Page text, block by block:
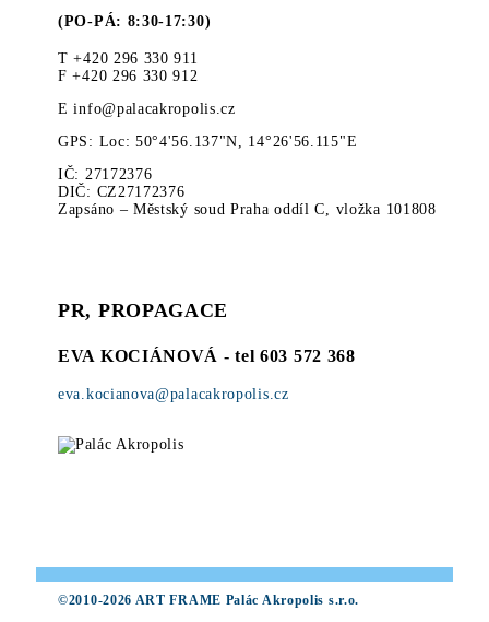
(PO-PÁ: 8:30-17:30)
T +420 296 330 911
F +420 296 330 912
E info@palacakropolis.cz
GPS: Loc: 50°4'56.137"N, 14°26'56.115"E
IČ: 27172376
DIČ: CZ27172376
Zapsáno – Městský soud Praha oddíl C, vložka 101808
PR, PROPAGACE
EVA KOCIÁNOVÁ - tel 603 572 368
eva.kocianova@palacakropolis.cz
©2010-2026 ART FRAME Palác Akropolis s.r.o.